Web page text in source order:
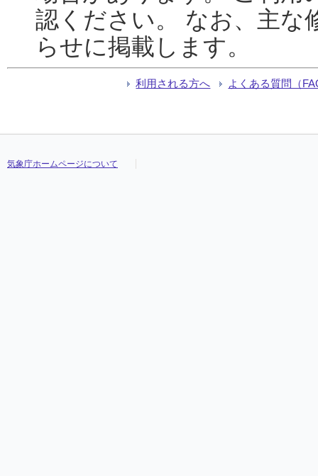
認ください。 なお、主な
らせに掲載します。
利用される方へ よくある質問（
気象庁ホームページについて